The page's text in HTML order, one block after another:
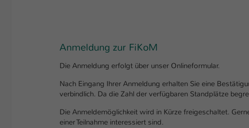
Anmeldung zur FiKoM
Die Anmeldung erfolgt über unser Onlineformular.
Nach Eingang Ihrer Anmeldung erhalten Sie eine
verbindlich. Da die Zahl der verfügbaren Standplätze
Die Anmeldemöglichkeit wird in Kürze freigeschaltet.
einer Teilnahme interessiert sind.